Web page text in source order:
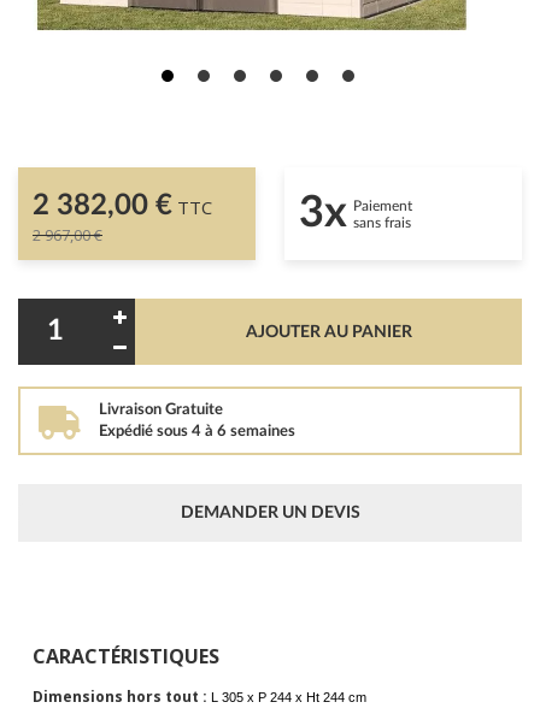
2 382,00 € TTC
2 967,00 € 3x Paiement
sans frais
AJOUTER AU PANIER
Livraison Gratuite
Expédié sous 4 à 6 semaines
DEMANDER UN DEVIS
CARACTÉRISTIQUES
Dimensions hors tout : L 305 x P 244 x Ht 244 cm